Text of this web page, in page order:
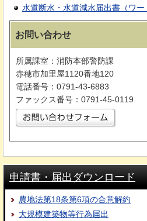
水道断水・水道減水届出書（ワー
お問い合わせ
所属課室：消防本部警防課
赤穂市加里屋1120番地120
電話番号：0791-43-6883
ファックス番号：0791-45-0119
申請書・届出ダウンロード
農地法第18条第6項の合意解約
大規模建築物等行為届出